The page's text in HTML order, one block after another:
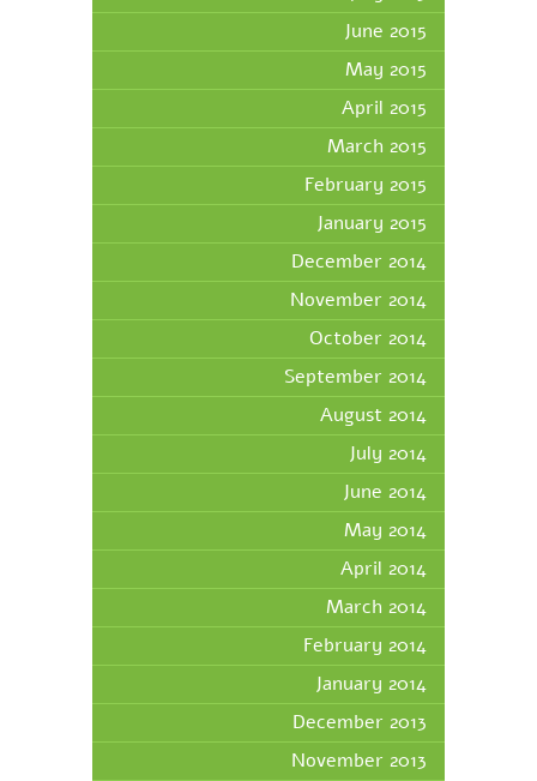
June 2015
May 2015
April 2015
March 2015
February 2015
January 2015
December 2014
November 2014
October 2014
September 2014
August 2014
July 2014
June 2014
May 2014
April 2014
March 2014
February 2014
January 2014
December 2013
November 2013